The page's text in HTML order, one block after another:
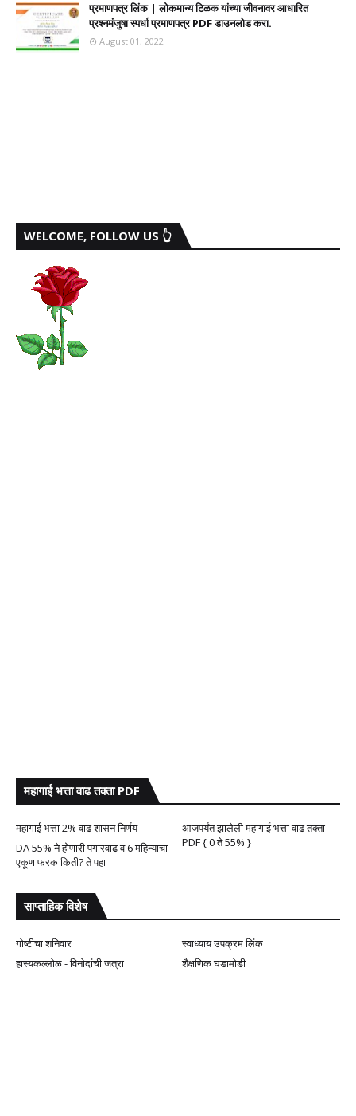
प्रमाणपत्र लिंक | लोकमान्य टिळक यांच्या जीवनावर आधारित
प्रश्नमंजुषा स्पर्धा प्रमाणपत्र PDF डाउनलोड करा.
August 01, 2022
WELCOME, FOLLOW US 👆
महागाई भत्ता वाढ तक्ता PDF
महागाई भत्ता 2% वाढ शासन निर्णय
आजपर्यंत झालेली महागाई भत्ता वाढ तक्ता
PDF { 0 ते 55% }
DA 55% ने होणारी पगारवाढ व 6 महिन्याचा
एकूण फरक किती? ते पहा
साप्ताहिक विशेष
गोष्टीचा शनिवार
स्वाध्याय उपक्रम लिंक
हास्यकल्लोळ - विनोदांची जत्रा
शैक्षणिक घडामोडी